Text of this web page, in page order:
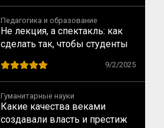
Педагогика и образование
Не лекция, а спектакль: как
сделать так, чтобы студенты
9/2/2025
Гуманитарные науки
Какие качества веками
создавали власть и престиж